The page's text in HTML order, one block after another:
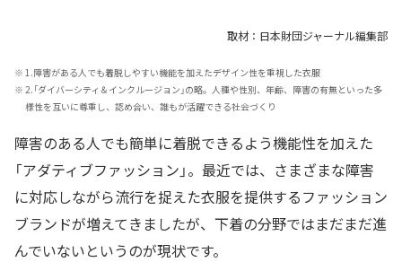
取材：日本財団ジャーナル編集部
※ 1.障害がある人でも着脱しやすい機能を加えたデザイン性を重視した衣服
※ 2.「ダイバーシティ＆インクルージョン」の略。人種や性別、年齢、障害の有無といった多
様性を互いに尊重し、認め合い、誰もが活躍できる社会づくり
障害のある人でも簡単に着脱できるよう機能性を加えた
「アダティブファッション」。最近では、さまざまな障害
に対応しながら流行を捉えた衣服を提供するファッション
ブランドが増えてきましたが、下着の分野ではまだまだ進
んでいないというのが現状です。